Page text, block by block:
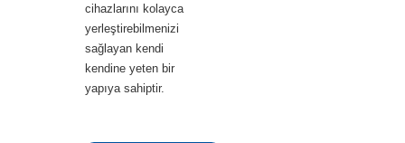
cihazlarını kolayca
yerleştirebilmenizi
sağlayan kendi
kendine yeten bir
yapıya sahiptir.